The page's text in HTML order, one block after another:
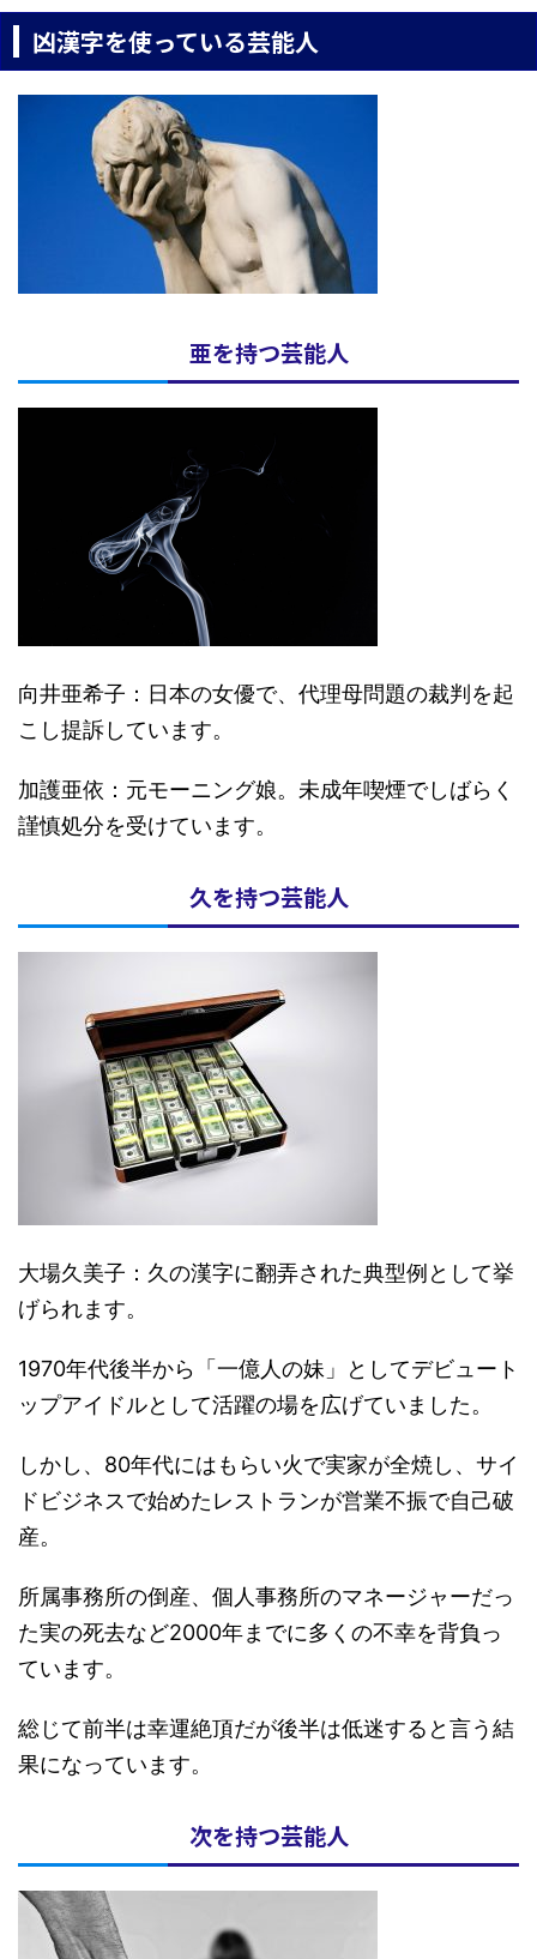
凶漢字を使っている芸能人
亜を持つ芸能人
向井亜希子：日本の女優で、代理母問題の裁判を起
こし提訴しています。
加護亜依：元モーニング娘。未成年喫煙でしばらく
謹慎処分を受けています。
久を持つ芸能人
大場久美子：久の漢字に翻弄された典型例として挙
げられます。
1970年代後半から「一億人の妹」としてデビュート
ップアイドルとして活躍の場を広げていました。
しかし、80年代にはもらい火で実家が全焼し、サイ
ドビジネスで始めたレストランが営業不振で自己破
産。
所属事務所の倒産、個人事務所のマネージャーだっ
た実の死去など2000年までに多くの不幸を背負っ
ています。
総じて前半は幸運絶頂だが後半は低迷すると言う結
果になっています。
次を持つ芸能人